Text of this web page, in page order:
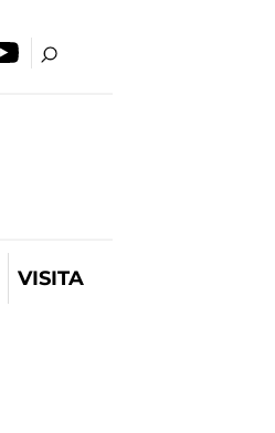
VISITA